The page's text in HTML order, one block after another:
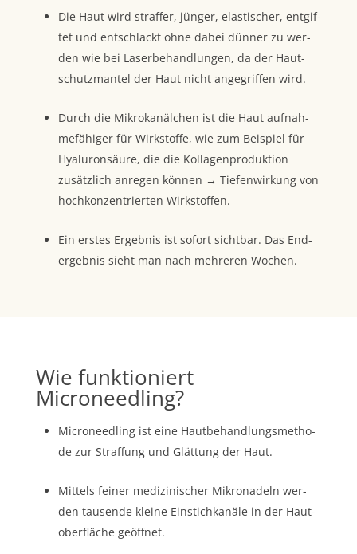
Die Haut wird straf­fer, jün­ger, elas­ti­scher, ent­gif­
tet und ent­schlackt ohne dabei dün­ner zu wer­
den wie bei Laser­be­hand­lun­gen, da der Haut­
schutz­man­tel der Haut nicht ange­grif­fen wird.
Durch die Mikro­ka­näl­chen ist die Haut auf­nah­
me­fä­hi­ger für Wirk­stof­fe, wie zum Bei­spiel für
Hyalu­ron­säu­re, die die Kol­la­gen­pro­duk­ti­on
zusätz­lich anre­gen kön­nen → Tie­fen­wir­kung von
hoch­kon­zen­trier­ten Wirkstoffen.
Ein ers­tes Ergeb­nis ist sofort sicht­bar. Das End­
ergeb­nis sieht man nach meh­re­ren Wochen.
Wie funktioniert
Microneedling?
Micro­need­ling ist eine Haut­be­hand­lungs­me­tho­
de zur Straf­fung und Glät­tung der Haut.
Mit­tels fei­ner medi­zi­ni­scher Mikro­na­deln wer­
den tau­sen­de klei­ne Ein­stich­ka­nä­le in der Haut­
ober­flä­che geöffnet.